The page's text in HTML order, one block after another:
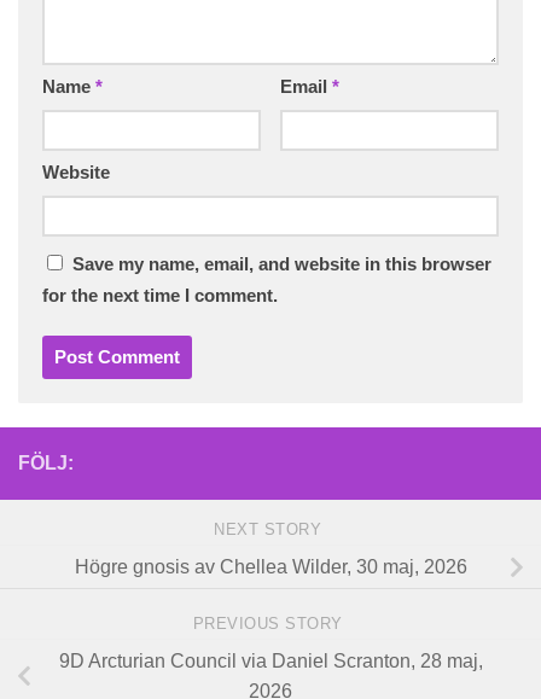
Name * Email *
Website
Save my name, email, and website in this browser
for the next time I comment.
FÖLJ:
NEXT STORY
Högre gnosis av Chellea Wilder, 30 maj, 2026
PREVIOUS STORY
9D Arcturian Council via Daniel Scranton, 28 maj,
2026